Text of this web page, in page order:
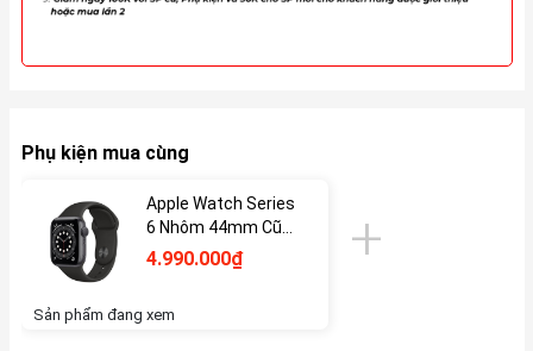
Phụ kiện mua cùng
Apple Watch Series
6 Nhôm 44mm Cũ
(GPS/ESIM)
4.990.000₫
Sản phẩm đang xem